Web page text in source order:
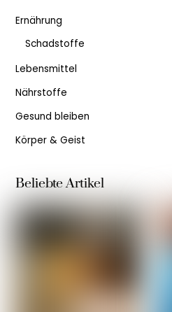
Ernährung
Schadstoffe
Lebensmittel
Nährstoffe
Gesund bleiben
Körper & Geist
Beliebte Artikel